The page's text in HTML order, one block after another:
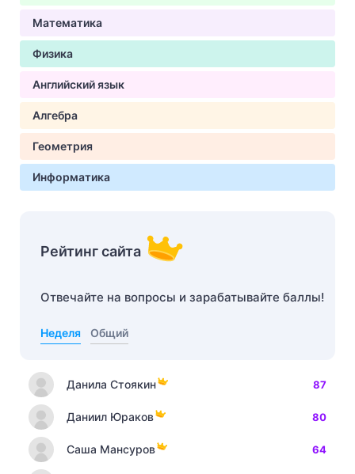
Математика
Физика
Английский язык
Алгебра
Геометрия
Информатика
Рейтинг сайта
Отвечайте на вопросы и зарабатывайте баллы!
Неделя Общий
Данила Стоякин 87
Даниил Юраков 80
Саша Мансуров 64